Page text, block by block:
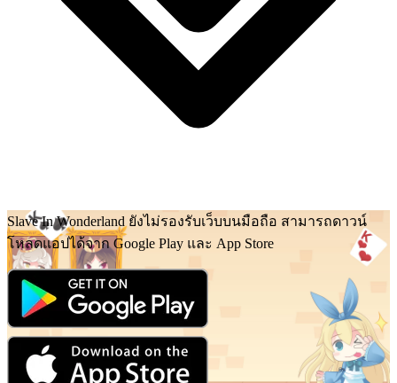
Slave In Wonderland ยังไม่รองรับเว็บบนมือถือ สามารถดาวน์
โหลดแอปได้จาก Google Play และ App Store